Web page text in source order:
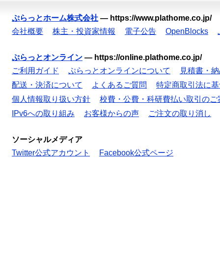
ぷらっとホーム株式会社 — https://www.plathome.co.jp/
会社概要
株主・投資家情報 電子公告 OpenBlocks
ぷらっとオンライン — https://online.plathome.co.jp/
ご利用ガイド
ぷらっとオンラインについて
見積書・
配送・決済について
よくあるご質問
特定商取引法に
個人情報取り扱い方針
校費・公費・科研費払い取引のご
IPv6への取り組み
お客様からの声 ご注文の取り消し
ソーシャルメディア
Twitter公式アカウント
Facebook公式ページ